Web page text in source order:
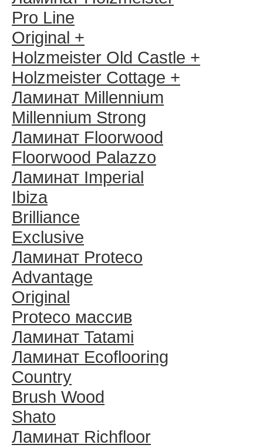
Pro Line
Original +
Holzmeister Old Castle +
Holzmeister Cottage +
Ламинат Millennium
Millennium Strong
Ламинат Floorwood
Floorwood Palazzo
Ламинат Imperial
Ibiza
Brilliance
Exclusive
Ламинат Proteco
Advantage
Original
Proteco массив
Ламинат Tatami
Ламинат Ecoflooring
Country
Brush Wood
Shato
Ламинат Richfloor